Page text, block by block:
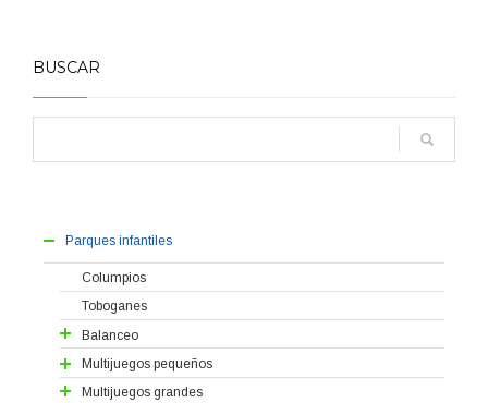
BUSCAR
Parques infantiles
Columpios
Toboganes
Balanceo
Balancines
Muelles
Multijuegos pequeños
Serie Huéscar Multijuegos grandes